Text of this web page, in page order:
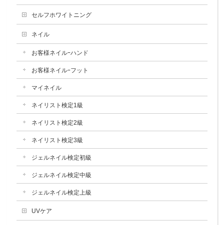
セルフホワイトニング
ネイル
お客様ネイルｰハンド
お客様ネイルｰフット
マイネイル
ネイリスト検定1級
ネイリスト検定2級
ネイリスト検定3級
ジェルネイル検定初級
ジェルネイル検定中級
ジェルネイル検定上級
UVケア